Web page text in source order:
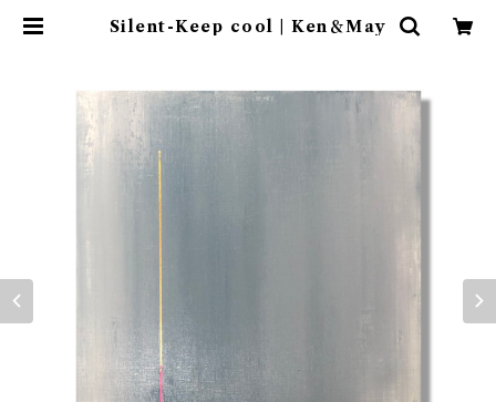
Silent-Keep cool | Ken＆May